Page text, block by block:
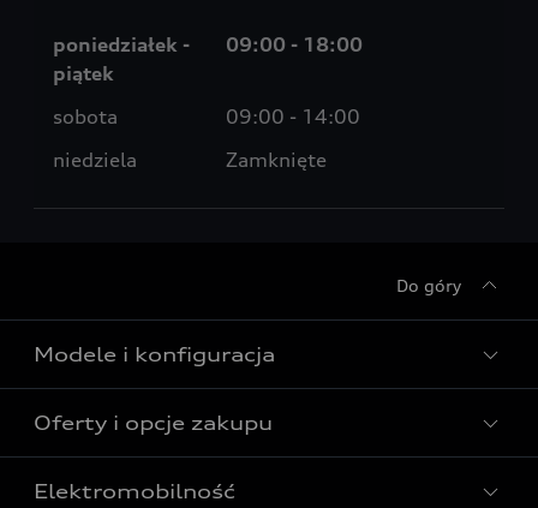
poniedziałek -
piątek
09:00 - 18:00
sobota
09:00 - 14:00
niedziela
Zamknięte
Do góry
Modele i konfiguracja
Wszystkie modele Audi
Modele elektryczne Audi
Oferty i opcje zakupu
Gotowe do odbioru
Elektromobilność